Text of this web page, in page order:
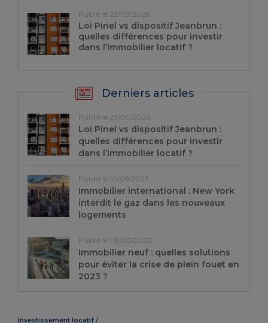
Investissement locatif
Publié le 23/03/2026
Loi Pinel vs dispositif Jeanbrun :
quelles différences pour investir
dans l’immobilier locatif ?
Derniers articles
Publié le 23/03/2026
Loi Pinel vs dispositif Jeanbrun :
quelles différences pour investir
dans l’immobilier locatif ?
Publié le 10/05/2023
Immobilier international : New York
interdit le gaz dans les nouveaux
logements
Publié le 08/03/2023
Immobilier neuf : quelles solutions
pour éviter la crise de plein fouet en
2023 ?